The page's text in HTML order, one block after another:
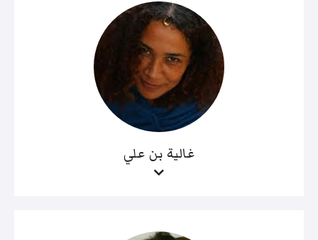
غالية بن علي